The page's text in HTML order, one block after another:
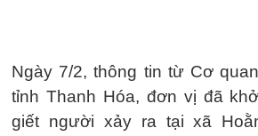
Ngày 7/2, thông tin từ Cơ
tỉnh Thanh Hóa, đơn vị đã
giết người xảy ra tại xã